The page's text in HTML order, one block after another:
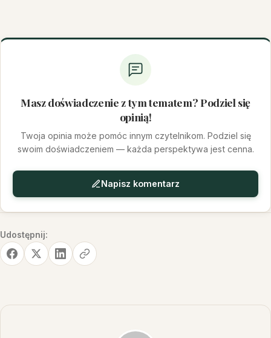
Masz doświadczenie z tym tematem? Podziel się
opinią!
Twoja opinia może pomóc innym czytelnikom. Podziel się
swoim doświadczeniem — każda perspektywa jest cenna.
Napisz komentarz
Udostępnij: